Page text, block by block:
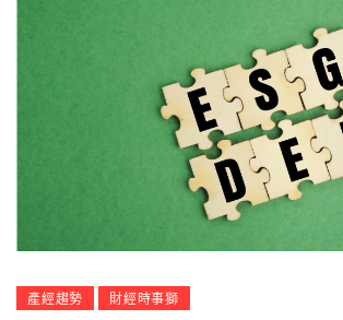
產經趨勢 財經時事獅